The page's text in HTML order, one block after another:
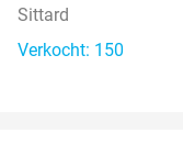
Sittard
Verkocht: 150